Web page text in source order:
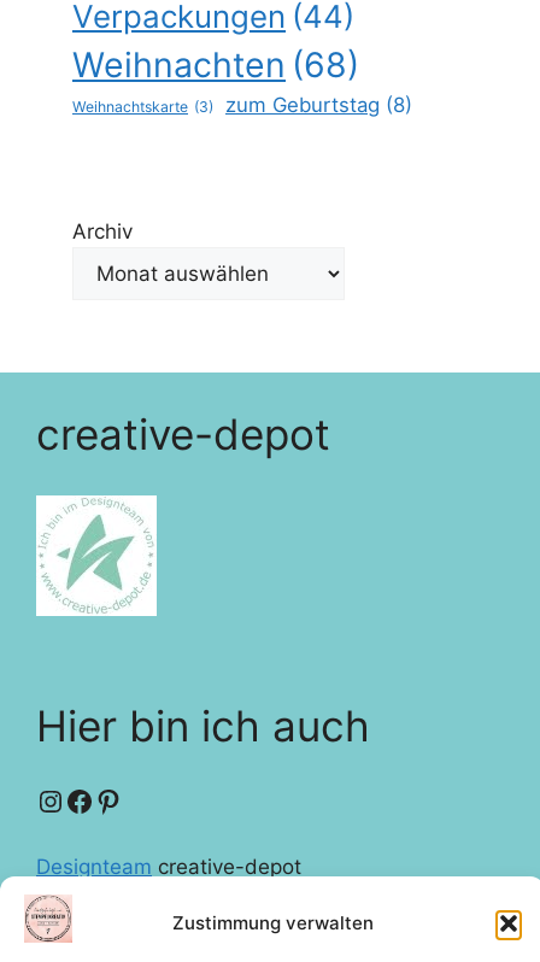
Zustimmung verwalten
Verpackungen (44)
Weihnachten (68)
Weihnachtskarte (3) zum Geburtstag (8)
Archiv
creative-depot
Hier bin ich auch
Instagram
Facebook
Pinterest
Designteam creative-depot